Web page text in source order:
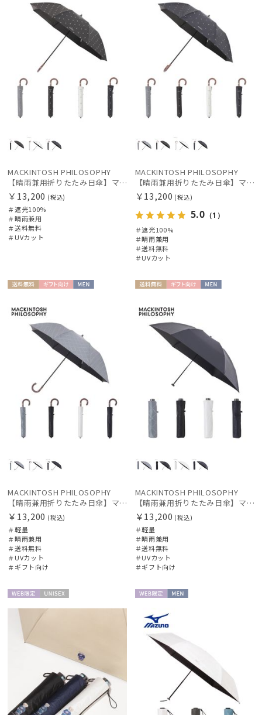
MACKINTOSH PHILOSOPHY
【晴雨兼用折りたたみ日傘】マッキントッシュ フィロソフィー（MACKINTOSH PHILOSOPHY）コーギー 遮光100 UV100 遮熱
￥13,200 (税込)
＃遮光100%
＃晴雨兼用
＃送料無料
＃UVカット
MACKINTOSH PHILOSOPHY
【晴雨兼用折りたたみ日傘】マッキントッシュ フィロソフィー（MACKINTOSH PHILOSOPHY）アンブレラ 遮光100 UV100 遮熱
￥13,200 (税込)
5.0 （1）
＃遮光100%
＃晴雨兼用
＃送料無料
＃UVカット
料
向け
MACKINTOSH PHILOSOPHY
【晴雨兼用折りたたみ日傘】マッキントッシュ フィロソフィー (MACKINTOSH PHILOSOPHY) ロゴモノグラム
￥13,200 (税込)
＃軽量
＃晴雨兼用
＃送料無料
＃UVカット
＃ギフト向け
料
向け
MACKINTOSH PHILOSOPHY
【晴雨兼用折りたたみ日傘】マッキントッシュ フィロソフィー (MACKINTOSH PHILOSOPHY) ロゴモノグラム
￥13,200 (税込)
＃軽量
＃晴雨兼用
＃送料無料
＃UVカット
＃ギフト向け
X